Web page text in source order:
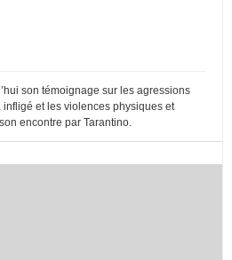
son témoignage sur les agressions
et les violences physiques et
encontre par Tarantino.